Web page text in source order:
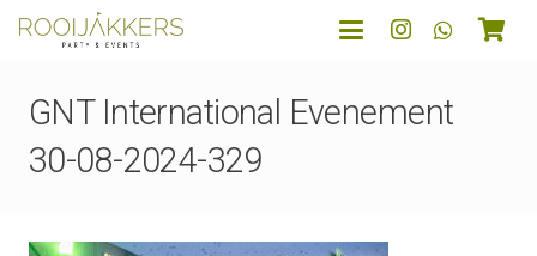
GNT International Evenement
30-08-2024-329